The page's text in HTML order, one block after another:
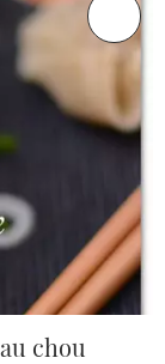
chou